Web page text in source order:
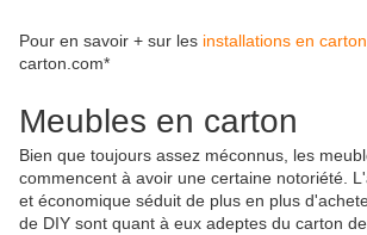
Pour en savoir + sur les installations en carton
carton.com*
Meubles en carton
Bien que toujours assez méconnus, les
commencent à avoir une certaine notoriété.
et économique séduit de plus en plus
de DIY sont quant à eux adeptes du carton